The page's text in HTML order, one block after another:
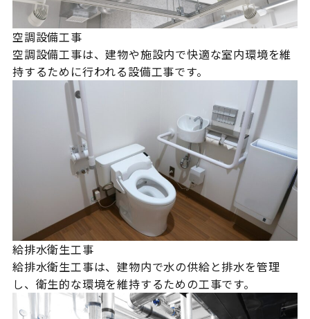
空調設備工事
空調設備工事は、建物や施設内で快適な室内環境を維
持するために行われる設備工事です。
給排水衛生工事
給排水衛生工事は、建物内で水の供給と排水を管理
し、衛生的な環境を維持するための工事です。